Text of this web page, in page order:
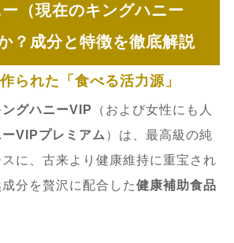
男性の自信・ナイトライフ充
グハニーVIP）
日々の活力・滋養強壮（キン
VIP / VIPプレミアム）
3. 美容・エイジングケア（VIP
ム）
（現在のキングハニー
？成分と特徴を徹底解説
られた「食べる活力源」
ングハニーVIP
（および女性にも人
VIPプレミアム ）は、最高級の純
に、古来より健康維持に重宝され
分を贅沢に配合した健康補助食品